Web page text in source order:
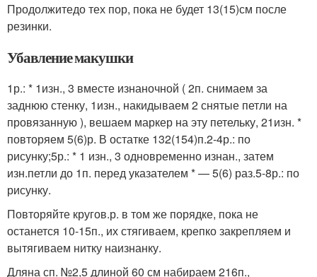
Продолжитедо тех пор, пока не будет 13(15)см после
резинки.
Убавление макушки
1р.: * 1изн., 3 вместе изнаночной ( 2п. снимаем за
заднюю стенку, 1изн., накидываем 2 снятые петли на
провязанную ), вешаем маркер на эту петельку, 21изн. *
повторяем 5(6)р. В остатке 132(154)п.2-4р.: по
рисунку;5р.: * 1 изн., 3 одновременно изнан., затем
изн.петли до 1п. перед указателем * — 5(6) раз.5-8р.: по
рисунку.
Повторяйте кругов.р. в том же порядке, пока не
останется 10-15п., их стягиваем, крепко закрепляем и
вытягиваем нитку наизнанку.
Дляна сп. №2,5 длиной 60 см набираем 216п.,